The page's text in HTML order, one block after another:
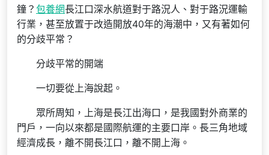
鐘？ 包養網長江口深水航道對于路況人、對于路況運輸
行業，甚至放置于改造開放40年的海潮中，又有著如何
的分歧平常？
分歧平常的開端
一切要從上海說起。
眾所周知，上海是長江出海口，是我國對外商業的
門戶，一向以來都是國際航運的主要口岸。長三角地域
經濟成長，離不開長江口，離不開上海。